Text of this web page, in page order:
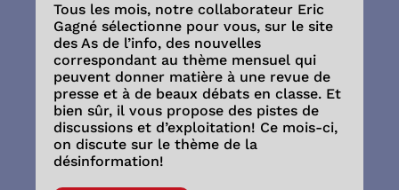
Tous les mois, notre collaborateur Eric
Gagné sélectionne pour vous, sur le site
des As de l’info, des nouvelles
correspondant au thème mensuel qui
peuvent donner matière à une revue de
presse et à de beaux débats en classe. Et
bien sûr, il vous propose des pistes de
discussions et d’exploitation! Ce mois-ci,
on discute sur le thème de la
désinformation!